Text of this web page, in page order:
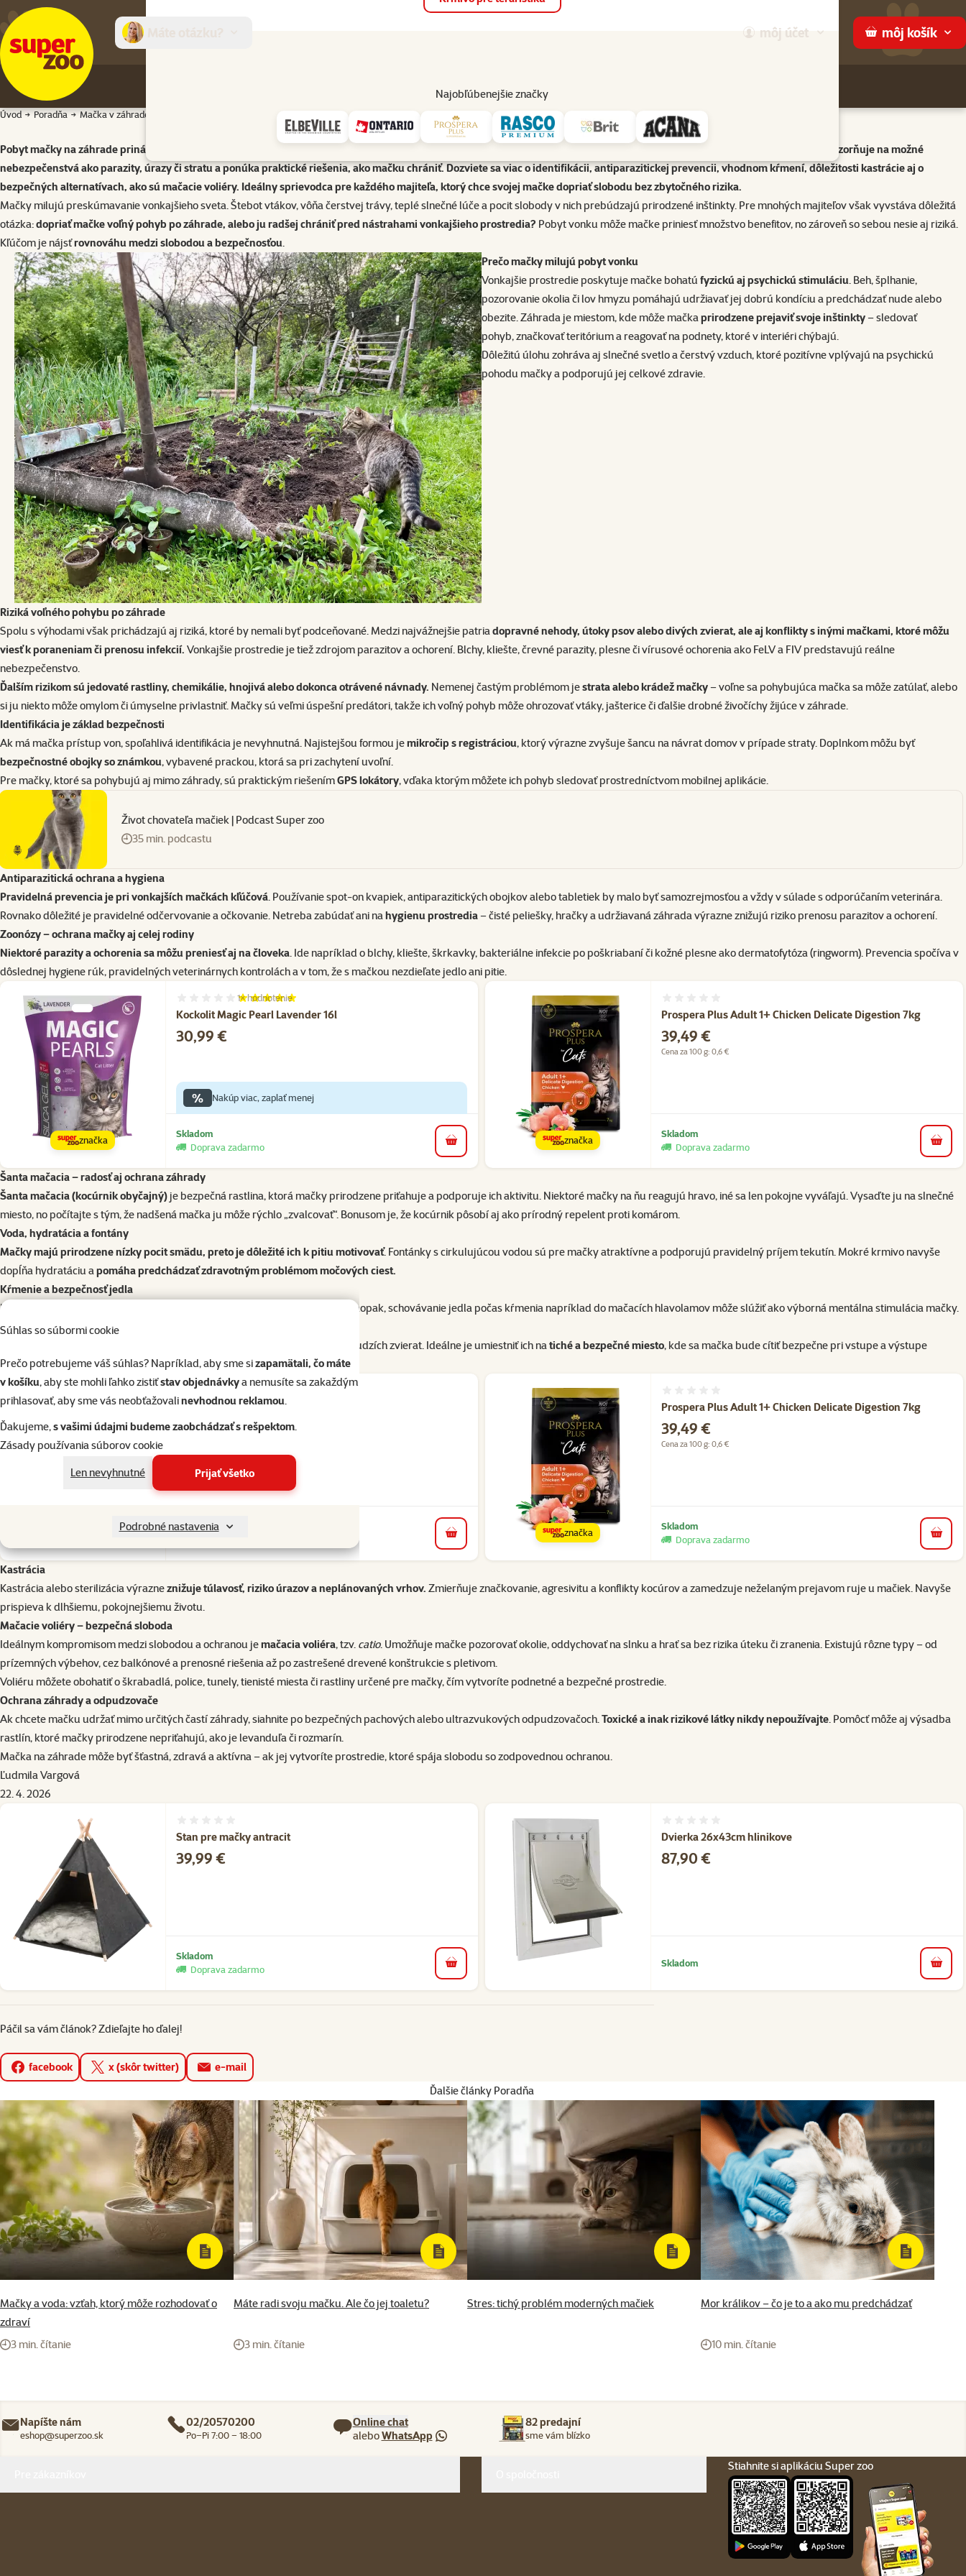
Súhlas so súbormi cookie
Prečo potrebujeme váš súhlas? Napríklad, aby sme sizapamätali, čo máte
v košíku, aby ste mohli ľahko zistiťstav objednávkya nemusíte sa zakaždým
prihlasovať, aby sme vás neobťažovalinevhodnou reklamou.
Ďakujeme,s vašimi údajmi budeme zaobchádzať s rešpektom.
Zásady používania súborov cookie
Len nevyhnutné
Prijať všetko
Podrobné nastavenia
môj účet môj košík
Najobľúbenejšie značky
Predajne Služby
Úvod Poradňa Mačka v záhrade
Mačka v záhrade
Pobyt mačky na záhrade prináša množstvo podnetov, pohybu a prirodzenej radosti, no zároveň so sebou nesie aj riziká. Článok sa venuje výhodám vonkajšieho prostredia, upozorňuje na možné
nebezpečenstvá ako parazity, úrazy či stratu a ponúka praktické riešenia, ako mačku chrániť. Dozviete sa viac o identifikácii, antiparazitickej prevencii, vhodnom kŕmení, dôležitosti kastrácie aj o
bezpečných alternatívach, ako sú mačacie voliéry. Ideálny sprievodca pre každého majiteľa, ktorý chce svojej mačke dopriať slobodu bez zbytočného rizika.
Mačky milujú preskúmavanie vonkajšieho sveta. Štebot vtákov, vôňa čerstvej trávy, teplé slnečné lúče a pocit slobody v nich prebúdzajú prirodzené inštinkty. Pre mnohých majiteľov však vyvstáva dôležitá
otázka:dopriať mačke voľný pohyb po záhrade, alebo ju radšej chrániť pred nástrahami vonkajšieho prostredia? Pobyt vonku môže mačke priniesť množstvo benefitov, no zároveň so sebou nesie aj riziká.
Kľúčom je nájsťrovnováhu medzi slobodou a bezpečnosťou.
Prečo mačky milujú pobyt vonku
Vonkajšie prostredie poskytuje mačke bohatú fyzickú aj psychickú stimuláciu. Beh, šplhanie,
pozorovanie okolia či lov hmyzu pomáhajú udržiavať jej dobrú kondíciu a predchádzať nude alebo
obezite. Záhrada je miestom, kde môže mačkaprirodzene prejaviť svoje inštinkty– sledovať
pohyb, značkovať teritórium a reagovať na podnety, ktoré v interiéri chýbajú.
Dôležitú úlohu zohráva aj slnečné svetlo a čerstvý vzduch, ktoré pozitívne vplývajú na psychickú
pohodu mačky a podporujú jej celkové zdravie.
Riziká voľného pohybu po záhrade
Spolu s výhodami však prichádzajú aj riziká, ktoré by nemali byť podceňované. Medzi najvážnejšie patriadopravné nehody, útoky psov alebo divých zvierat, ale aj konflikty s inými mačkami, ktoré môžu
viesť k poraneniam či prenosu infekcií. Vonkajšie prostredie je tiež zdrojom parazitov a ochorení. Blchy, kliešte, črevné parazity, plesne či vírusové ochorenia ako FeLV a FIV predstavujú reálne
nebezpečenstvo.
Ďalším rizikom sú jedovaté rastliny, chemikálie, hnojivá alebo dokonca otrávené návnady. Nemenej častým problémom jestrata alebo krádež mačky– voľne sa pohybujúca mačka sa môže zatúlať, alebo
si ju niekto môže omylom či úmyselne privlastniť. Mačky sú veľmi úspešní predátori, takže ich voľný pohyb môže ohrozovať vtáky, jašterice či ďalšie drobné živočíchy žijúce v záhrade.
Identifikácia je základ bezpečnosti
Ak má mačka prístup von, spoľahlivá identifikácia je nevyhnutná. Najistejšou formou jemikročip s registráciou, ktorý výrazne zvyšuje šancu na návrat domov v prípade straty. Doplnkom môžu byť
bezpečnostné obojky so známkou, vybavené prackou, ktorá sa pri zachytení uvoľní.
Pre mačky, ktoré sa pohybujú aj mimo záhrady, sú praktickým riešenímGPS lokátory, vďaka ktorým môžete ich pohyb sledovať prostredníctvom mobilnej aplikácie.
Život chovateľa mačiek | Podcast Super zoo
35 min. podcastu
Antiparazitická ochrana a hygiena
Pravidelná prevencia je pri vonkajších mačkách kľúčová. Používaniespot-on kvapiek, antiparazitickýchobojkovalebo tabletiek by malo byť samozrejmosťou a vždy v súlade s odporúčaním veterinára.
Rovnako dôležité je pravidelné odčervovanie a očkovanie. Netreba zabúdať ani nahygienu prostredia– čisté peliešky, hračky a udržiavaná záhrada výrazne znižujú riziko prenosu parazitov a ochorení.
Zoonózy – ochrana mačky aj celej rodiny
Niektoré parazity a ochorenia sa môžu preniesť aj na človeka. Ide napríklad o blchy, kliešte, škrkavky, bakteriálne infekcie po poškriabaní či kožné plesne ako dermatofytóza (ringworm). Prevencia spočíva v
dôslednej hygiene rúk, pravidelných veterinárnych kontrolách a v tom, že s mačkou nezdieľate jedlo ani pitie.
Kockolit Magic Pearl Lavender 16l
Hodnotenie 100%, počet hodnotení: 1
1×hodnotenie
Cena
30,99 €
značka
% Nakúp viac, zaplať menej
Skladom
Doprava zadarmo
do košíka
Prospera Plus Adult 1+ Chicken Delicate Digestion 7kg
Cena
39,49 €
Cena za 100 g: 0,6 €
značka
Skladom
Doprava zadarmo
do
Šanta mačacia – radosť aj ochrana záhrady
Šanta mačacia(kocúrnik obyčajný)je bezpečná rastlina, ktorá mačky prirodzene priťahuje a podporuje ich aktivitu. Niektoré mačky na ňu reagujú hravo, iné sa len pokojne vyváľajú. Vysaďte ju na slnečné
miesto, no počítajte s tým, že nadšená mačka ju môže rýchlo „zvalcovať“. Bonusom je, že kocúrnik pôsobí aj ako prírodný repelent proti komárom.
Voda, hydratácia a fontány
Mačky majú prirodzene nízky pocit smädu, preto je dôležité ich k pitiu motivovať. Fontánkys cirkulujúcou vodou sú pre mačky atraktívne a podporujú pravidelný príjem tekutín.Mokré krmivo navyše
dopĺňa hydratáciu apomáha predchádzať zdravotným problémom močových ciest.
Kŕmenie a bezpečnosť jedla
Krmivo by
, pretože láka divé zvieratá. Naopak, schovávanie jedla počas kŕmenia napríklad do mačacích hlavolamov môže slúžiť ako výborná mentálna stimulácia mačky.
Mačacie dvierka – kontrolovaný prístup
Dvierka s mikročipom umožnia vstup len vašej mačke a zabránia vniknutiu cudzích zvierat. Ideálne je umiestniť ich natiché a bezpečné miesto, kde sa mačka bude cítiť bezpečne pri vstupe a výstupe
pokojne.
Fontána Catit Pixi Smart nerez top
Hodnotenie 0%
Cena
109 €
Skladom do košíka
Prospera Plus Adult 1+ Chicken Delicate Digestion 7kg
Cena
39,49 €
Cena za 100 g: 0,6 €
značka
Skladom
Doprava zadarmo
do
Kastrácia
Kastrácia alebo sterilizácia výrazneznižuje túlavosť, riziko úrazov a neplánovaných vrhov. Zmierňuje značkovanie, agresivitu a konflikty kocúrov a zamedzuje neželaným prejavom ruje u mačiek. Navyše
prispieva k dlhšiemu, pokojnejšiemu životu.
Mačacie voliéry – bezpečná sloboda
Ideálnym kompromisom medzi slobodou a ochranou jemačacia voliéra, tzv. catio. Umožňuje mačke pozorovať okolie, oddychovať na slnku a hrať sa bez rizika úteku či zranenia. Existujú rôzne typy – od
prízemných výbehov, cez balkónové a prenosné riešenia až po zastrešené drevené konštrukcie s pletivom.
Voliéru môžete obohatiť o škrabadlá, police, tunely, tienisté miesta či rastliny určené pre mačky, čím vytvoríte podnetné a bezpečné prostredie.
Ochrana záhrady a odpudzovače
Ak chcete mačku udržať mimo určitých častí záhrady, siahnite po bezpečných pachových alebo ultrazvukových odpudzovačoch.Toxické a inak rizikové látky nikdy nepoužívajte. Pomôcť môže aj výsadba
rastlín, ktoré mačky prirodzene nepriťahujú, ako je levanduľa či rozmarín.
Mačka na záhrade môže byť šťastná, zdravá a aktívna – ak jej vytvoríte prostredie, ktoré spája slobodu so zodpovednou ochranou.
Ľudmila Vargová
22. 4. 2026
Stan pre mačky antracit
Cena
39,99 €
Skladom
Doprava zadarmo
do košíka
Dvierka 26x43cm hlinikove
Cena
87,90 €
Skladom do
Páčil sa vám článok? Zdieľajte ho ďalej!
facebook x (skôr twitter)
e-mail
Ďalšie články Poradňa
Mačky a voda: vzťah, ktorý môže rozhodovať o
zdraví
3 min. čítanie
Máte radi svoju mačku. Ale čo jej toaletu?
3 min. čítanie
Stres: tichý problém moderných mačiek Mor králikov – čo je to a ako mu predchádzať
10 min. čítanie
Napíšte nám
eshop@superzoo.sk
02/20570200
Po–Pi 7:00 – 18:00
Online chat
aleboWhatsApp
82 predajní
sme vám blízko
Stiahnite si aplikáciu Super zoo